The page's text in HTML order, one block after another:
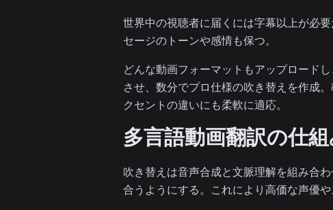
世界中の視聴者に届くには字幕以上が必
セージのトーンや感情も保つ。
どんな動画フォーマットもアップロード
させ、数分でプロ仕様の吹き替えを作成
クセントの違いにも柔軟に適応。
多言語動画翻訳の仕
吹き替えは音声合成と文脈理解を組み合
合うようにする。これにより高価な声優